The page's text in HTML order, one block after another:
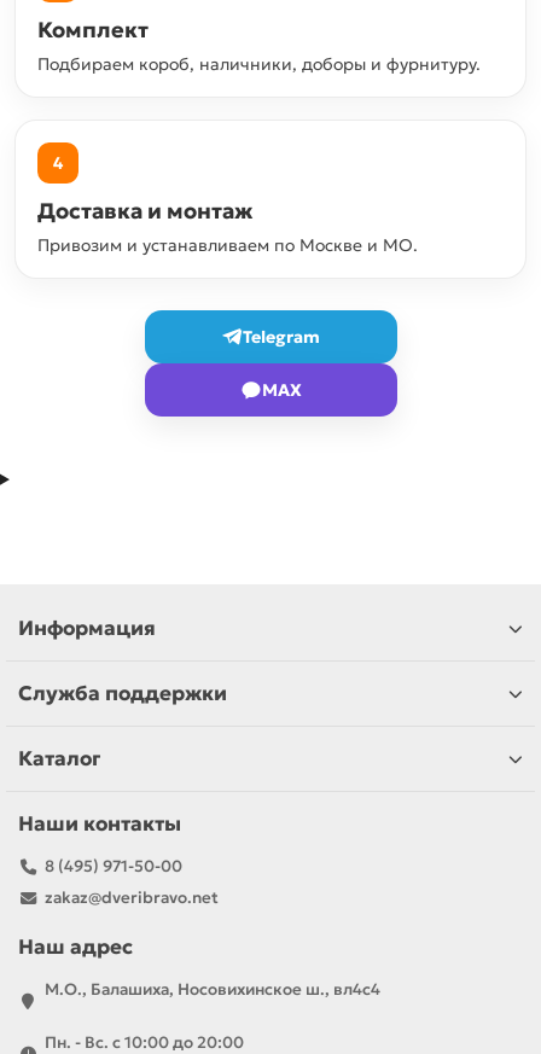
Комплект
Подбираем короб, наличники, доборы и фурнитуру.
4
Доставка и монтаж
Привозим и устанавливаем по Москве и МО.
Telegram
MAX
Информация
Служба поддержки
Каталог
Наши контакты
8 (495) 971-50-00
zakaz@dveribravo.net
Наш адрес
М.О., Балашиха, Носовихинское ш., вл4с4
Пн. - Вс. с 10:00 до 20:00